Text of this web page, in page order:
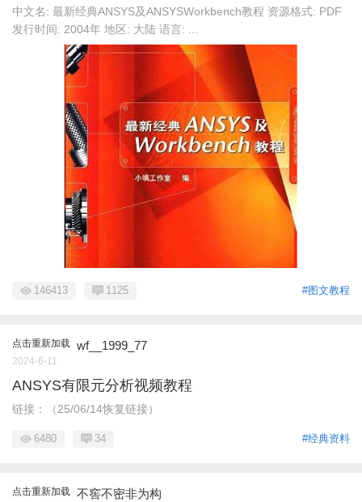
中文名: 最新经典ANSYS及ANSYSWorkbench教程 资源格式: PDF
发行时间: 2004年 地区: 大陆 语言: ...
#图文教程
146413 1125
点击重新加载 wf__1999_77
2024-6-11
ANSYS有限元分析视频教程
链接：（25/06/14恢复链接）
#经典资料
6480 34
点击重新加载 不窖不密非为构